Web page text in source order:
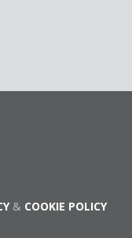
& COOKIE POLICY